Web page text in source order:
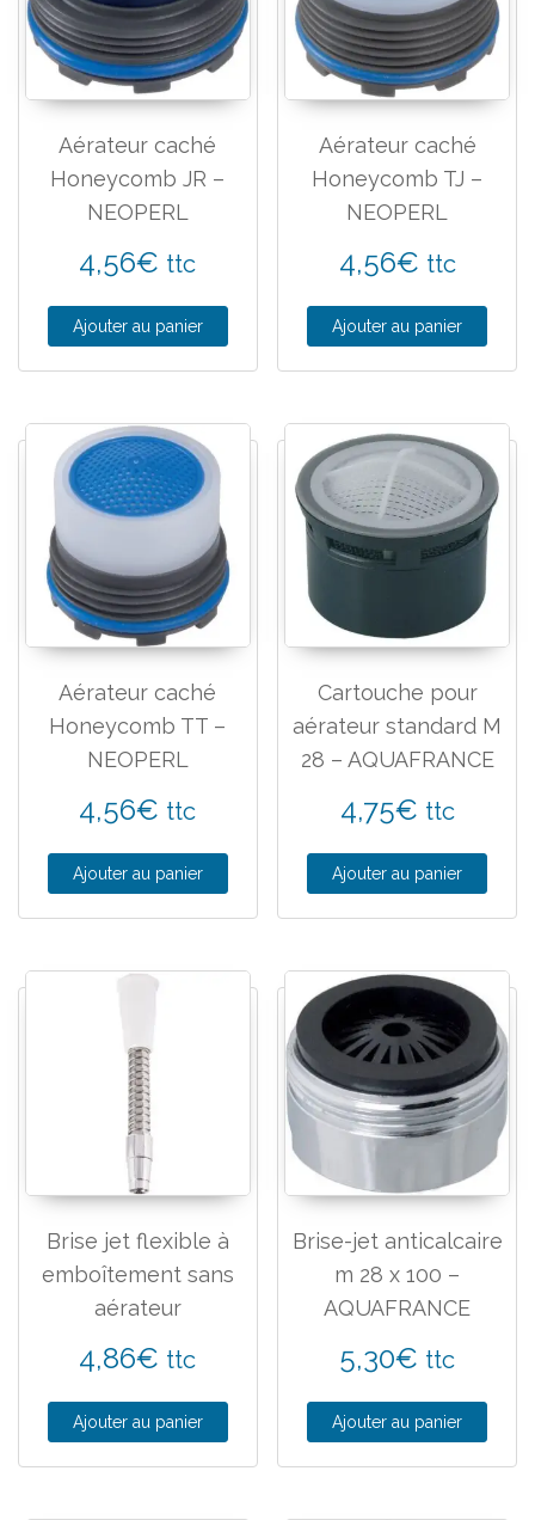
Aérateur caché
Honeycomb JR –
NEOPERL
4,56€ ttc
Ajouter au panier
Aérateur caché
Honeycomb TJ –
NEOPERL
4,56€ ttc
Ajouter au panier
Aérateur caché
Honeycomb TT –
NEOPERL
4,56€ ttc
Ajouter au panier
Cartouche pour
aérateur standard M
28 – AQUAFRANCE
4,75€ ttc
Ajouter au panier
Brise jet flexible à
emboîtement sans
aérateur
4,86€ ttc
Ajouter au panier
Brise-jet anticalcaire
m 28 x 100 –
AQUAFRANCE
5,30€ ttc
Ajouter au panier